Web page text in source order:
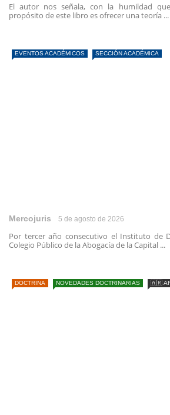
El autor nos señala, con la humildad
propósito de este libro es ofrecer una teoría ...
EVENTOS ACADÉMICOS SECCIÓN ACADÉMICA
Mercojuris 5 de agosto de 2026
Por tercer año consecutivo el Instituto de
Colegio Público de la Abogacía de la Capital ...
DOCTRINA NOVEDADES DOCTRINARIAS 🇦🇷